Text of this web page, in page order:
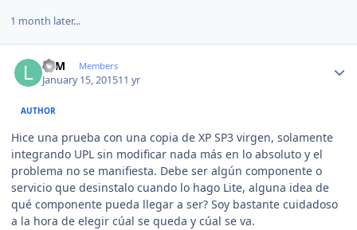
1 month later...
LFM Members
January 15, 201511 yr
AUTHOR
Hice una prueba con una copia de XP SP3 virgen, solamente
integrando UPL sin modificar nada más en lo absoluto y el
problema no se manifiesta. Debe ser algún componente o
servicio que desinstalo cuando lo hago Lite, alguna idea de
qué componente pueda llegar a ser? Soy bastante cuidadoso
a la hora de elegir cúal se queda y cúal se va.